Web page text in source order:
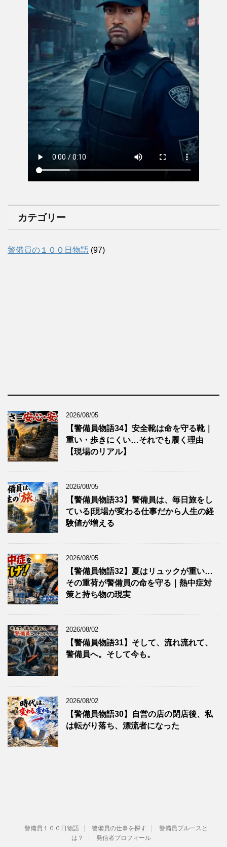
カテゴリー
警備員の１００日物語 (97)
2026/08/05
【警備員物語34】安全靴は命を守る靴｜
重い・歩きにくい…それでも履く理由
【現場のリアル】
2026/08/05
【警備員物語33】警備員は、毎日旅をし
ている|現場が変わる仕事だから人生の経
験値が増える
2026/08/05
【警備員物語32】夏はリュックが重い…
その重荷が警備員の命を守る｜熱中症対
策と持ち物の現実
2026/08/02
【警備員物語31】そして、流れ流れて、
警備員へ。そして今も。
2026/08/02
【警備員物語30】自営の店の閉店後、私
は転がり落ち、漂流者になった
警備員１００日物語 警備員の仕事を探す
警備員ブルースと
は？
発信者プロフィール